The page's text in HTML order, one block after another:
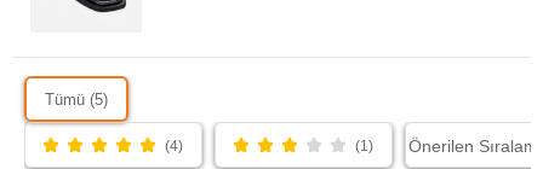
Tümü (5)
(4) (1)